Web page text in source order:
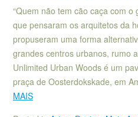
“Quem não tem cão caça com o
que pensaram os arquitetos da
propuseram uma forma
grandes centros urbanos, rumo
Unlimited Urban Woods é um
praça de Oosterdokskade, em
MAIS